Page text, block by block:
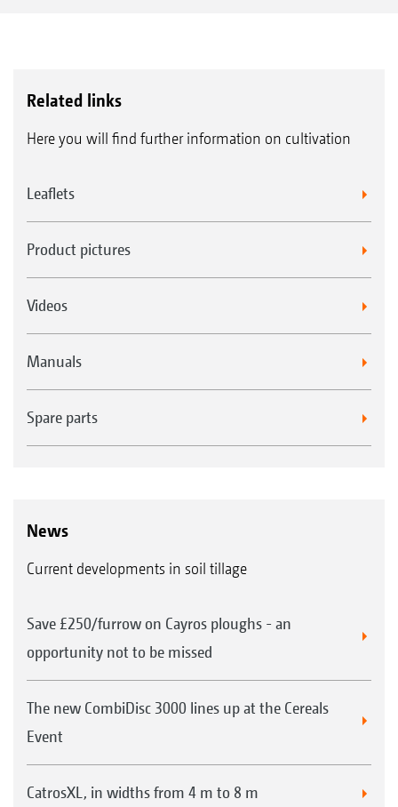
Related links
Here you will find further information on cultivation
Leaflets
Product pictures
Videos
Manuals
Spare parts
News
Current developments in soil tillage
Save £250/furrow on Cayros ploughs - an
opportunity not to be missed
The new CombiDisc 3000 lines up at the Cereals
Event
CatrosXL, in widths from 4 m to 8 m